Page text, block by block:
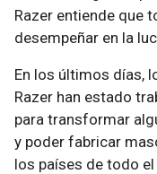
Razer entiende que
desempeñar en la
En los últimos días,
Razer han estado
para transformar
y poder fabricar
los países de todo